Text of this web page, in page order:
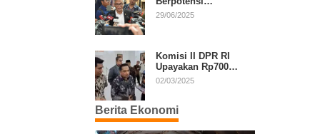
Diperpanjang, Aria
29/06/2025
Komisi II DPR RI
Upayakan Rp700
Miliar dari APBN
Putusan MK
02/03/2025
Berita Ekonomi